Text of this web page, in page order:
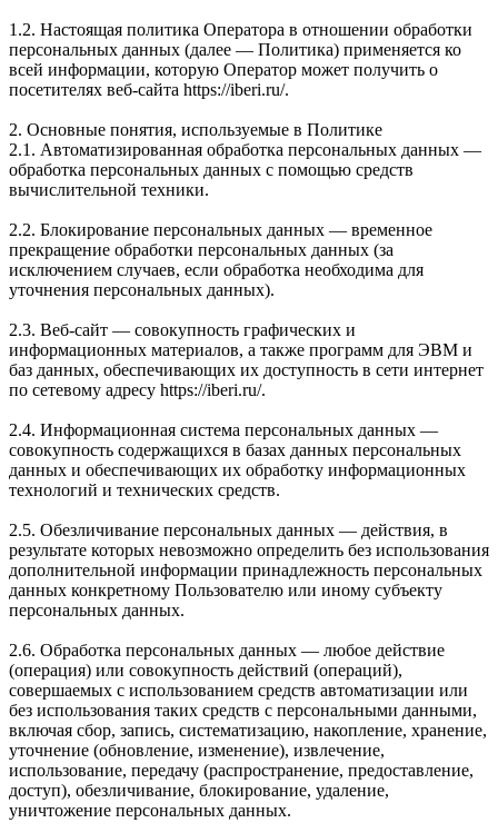
1.2. Настоящая политика Оператора в отношении обработки
персональных данных (далее — Политика) применяется ко
всей информации, которую Оператор может получить о
посетителях веб-сайта https://iberi.ru/.
2. Основные понятия, используемые в Политике
2.1. Автоматизированная обработка персональных данных —
обработка персональных данных с помощью средств
вычислительной техники.
2.2. Блокирование персональных данных — временное
прекращение обработки персональных данных (за
исключением случаев, если обработка необходима для
уточнения персональных данных).
2.3. Веб-сайт — совокупность графических и
информационных материалов, а также программ для ЭВМ и
баз данных, обеспечивающих их доступность в сети интернет
по сетевому адресу https://iberi.ru/.
2.4. Информационная система персональных данных —
совокупность содержащихся в базах данных персональных
данных и обеспечивающих их обработку информационных
технологий и технических средств.
2.5. Обезличивание персональных данных — действия, в
результате которых невозможно определить без использования
дополнительной информации принадлежность персональных
данных конкретному Пользователю или иному субъекту
персональных данных.
2.6. Обработка персональных данных — любое действие
(операция) или совокупность действий (операций),
совершаемых с использованием средств автоматизации или
без использования таких средств с персональными данными,
включая сбор, запись, систематизацию, накопление, хранение,
уточнение (обновление, изменение), извлечение,
использование, передачу (распространение, предоставление,
доступ), обезличивание, блокирование, удаление,
уничтожение персональных данных.